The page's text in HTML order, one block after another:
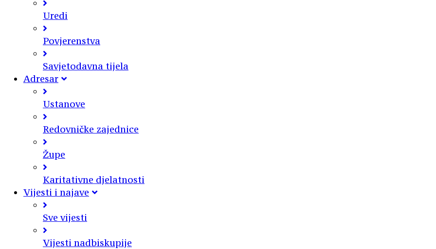
Uredi
Povjerenstva
Savjetodavna tijela
Adresar
Ustanove
Redovničke zajednice
Župe
Karitativne djelatnosti
Vijesti i najave
Sve vijesti
Vijesti nadbiskupije